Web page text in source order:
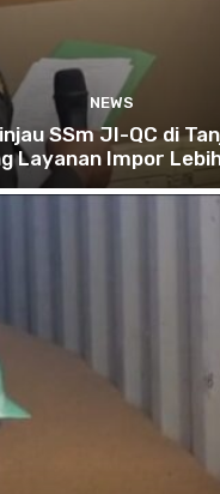
NEWS
SSm JI-QC di
Layanan Impor